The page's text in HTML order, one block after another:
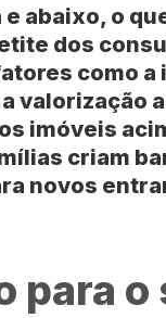
abaixo, o
dos
como a
valorização
imóveis
criam
novos
para o